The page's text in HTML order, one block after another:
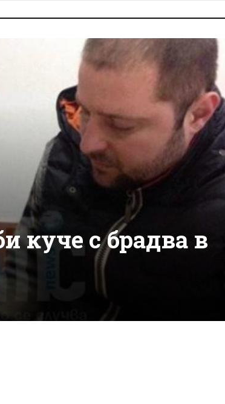
куче с брадва в